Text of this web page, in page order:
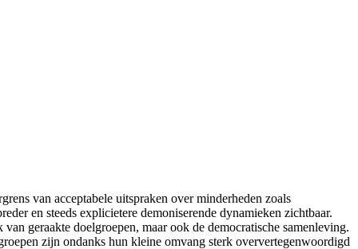
van acceptabele uitspraken over minderheden zoals
en steeds explicietere demoniserende dynamieken zichtbaar.
geraakte doelgroepen, maar ook de democratische samenleving.
zijn ondanks hun kleine omvang sterk oververtegenwoordigd